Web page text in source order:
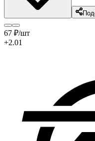
67 ₽/шт
+2.01